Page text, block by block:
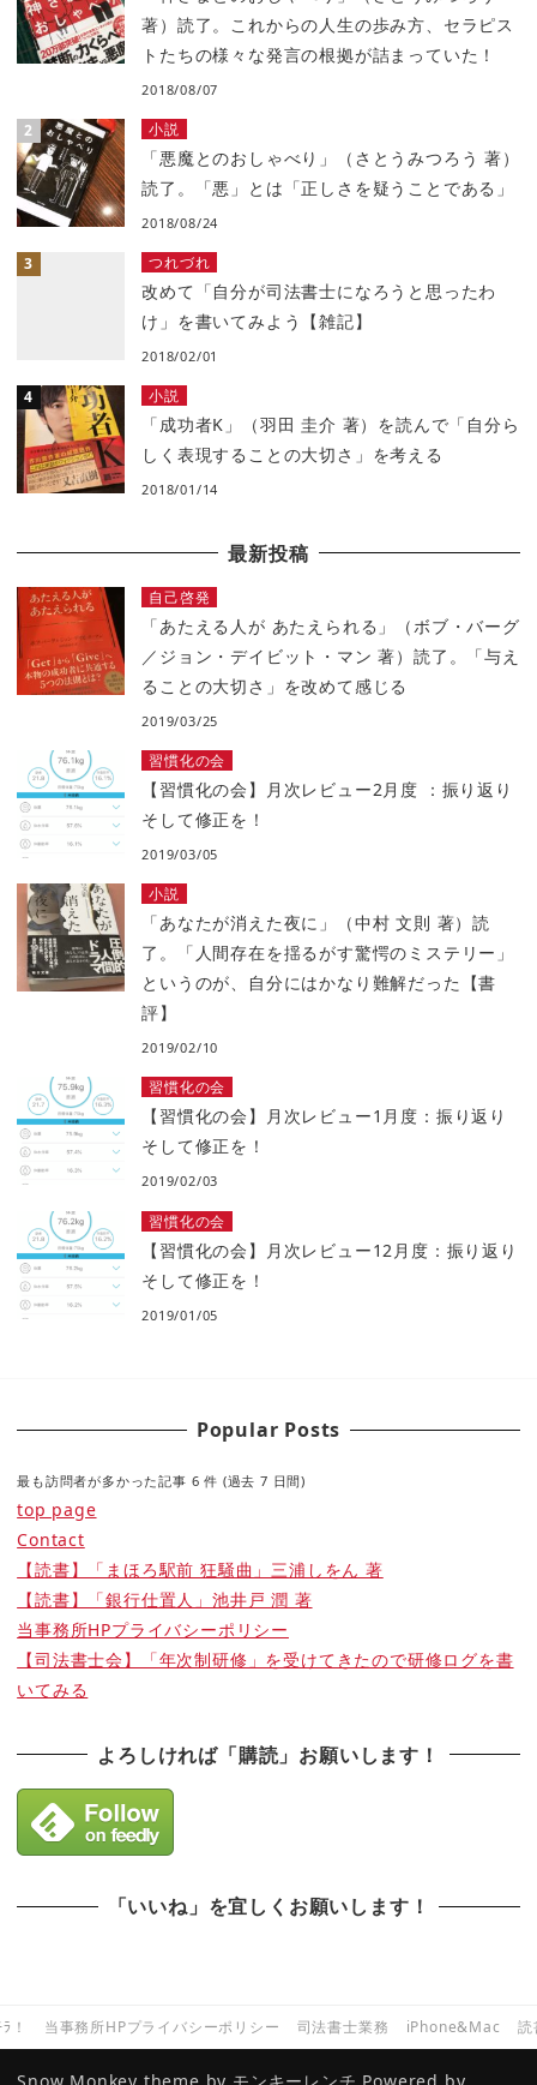
著）読了。これからの人生の歩み方、セラピス
トたちの様々な発言の根拠が詰まっていた！
2018/08/07
小説
「悪魔とのおしゃべり」（さとうみつろう 著）
読了。「悪」とは「正しさを疑うことである」
2018/08/24
つれづれ
改めて「自分が司法書士になろうと思ったわ
け」を書いてみよう【雑記】
2018/02/01
小説
「成功者K」（羽田 圭介 著）を読んで「自分ら
しく表現することの大切さ」を考える
2018/01/14
最新投稿
自己啓発
「あたえる人が あたえられる」（ボブ・バーグ
／ジョン・デイビット・マン 著）読了。「与え
ることの大切さ」を改めて感じる
2019/03/25
習慣化の会
【習慣化の会】月次レビュー2月度 ：振り返り
そして修正を！
2019/03/05
小説
「あなたが消えた夜に」（中村 文則 著）読
了。「人間存在を揺るがす驚愕のミステリー」
というのが、自分にはかなり難解だった【書
評】
2019/02/10
習慣化の会
【習慣化の会】月次レビュー1月度：振り返り
そして修正を！
2019/02/03
習慣化の会
【習慣化の会】月次レビュー12月度：振り返り
そして修正を！
2019/01/05
Popular Posts
最も訪問者が多かった記事 6 件 (過去 7 日間)
top page
Contact
【読書】「まほろ駅前 狂騒曲」三浦しをん 著
【読書】「銀行仕置人」池井戸 潤 著
当事務所HPプライバシーポリシー
【司法書士会】「年次制研修」を受けてきたので研修ログを書
いてみる
よろしければ「購読」お願いします！
「いいね」を宜しくお願いします！
！ 当事務所HPプライバシーポリシー 司法書士業務 iPhone&Mac 読